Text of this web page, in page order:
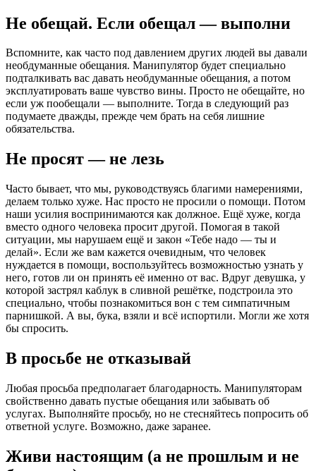
Не обещай. Если обещал — выполни
Вспомните, как часто под давлением других людей вы давали
необдуманные обещания. Манипулятор будет специально
подталкивать вас давать необдуманные обещания, а потом
эксплуатировать ваше чувство вины. Просто не обещайте, но
если уж пообещали — выполните. Тогда в следующий раз
подумаете дважды, прежде чем брать на себя лишние
обязательства.
Не просят — не лезь
Часто бывает, что мы, руководствуясь благими намерениями,
делаем только хуже. Нас просто не просили о помощи. Потом
наши усилия воспринимаются как должное. Ещё хуже, когда
вместо одного человека просит другой. Помогая в такой
ситуации, мы нарушаем ещё и закон «Тебе надо — ты и
делай». Если же вам кажется очевидным, что человек
нуждается в помощи, воспользуйтесь возможностью узнать у
него, готов ли он принять её именно от вас. Вдруг девушка, у
которой застрял каблук в сливной решётке, подстроила это
специально, чтобы познакомиться вон с тем симпатичным
парнишкой. А вы, бука, взяли и всё испортили. Могли же хотя
бы спросить.
В просьбе не отказывай
Любая просьба предполагает благодарность. Манипуляторам
свойственно давать пустые обещания или забывать об
услугах. Выполняйте просьбу, но не стесняйтесь попросить об
ответной услуге. Возможно, даже заранее.
Живи настоящим (а не прошлым и не